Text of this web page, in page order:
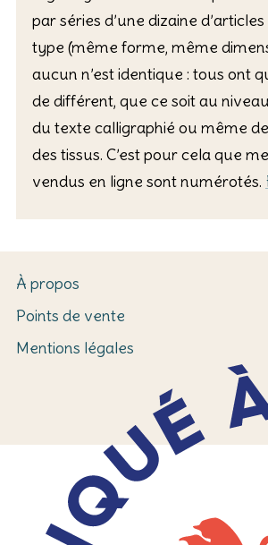
par séries d’une dizaine
type (même forme, même
aucun n’est identique : tous ont
de différent, que ce soit au
du texte calligraphié ou même
des tissus. C’est pour cela que
vendus en ligne sont numérotés.
À propos
Points de vente
Mentions légales